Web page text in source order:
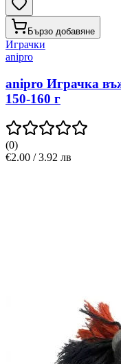
Бързо добавяне
Играчки
anipro
anipro Играчка
150-160 г
(0)
€2.00 / 3.92 лв